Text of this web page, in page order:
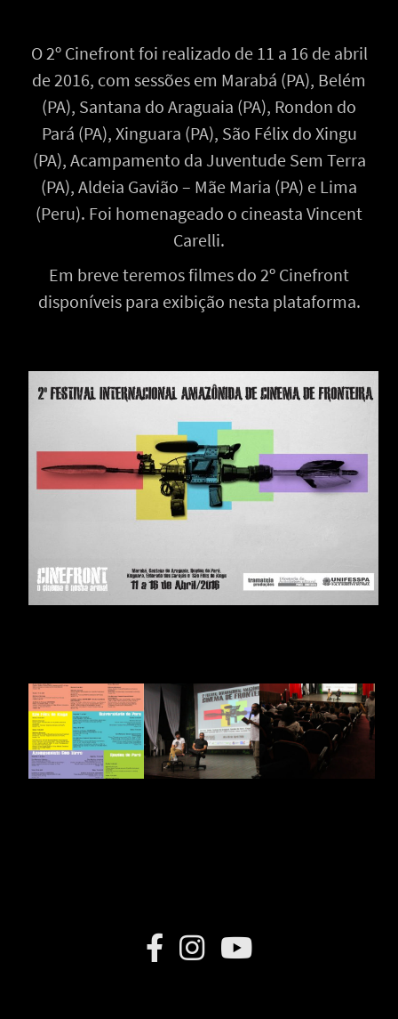
O 2º Cinefront foi realizado de 11 a 16 de abril
de 2016, com sessões em Marabá (PA), Belém
(PA), Santana do Araguaia (PA), Rondon do
Pará (PA), Xinguara (PA), São Félix do Xingu
(PA), Acampamento da Juventude Sem Terra
(PA), Aldeia Gavião – Mãe Maria (PA) e Lima
(Peru). Foi homenageado o cineasta Vincent
Carelli.
Em breve teremos filmes do 2º Cinefront
disponíveis para exibição nesta plataforma.